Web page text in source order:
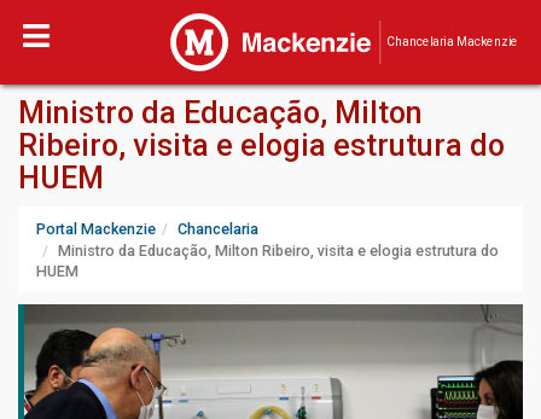
Chancelaria Mackenzie
Ministro da Educação, Milton
Ribeiro, visita e elogia estrutura do
HUEM
Portal Mackenzie
Chancelaria
Ministro da Educação, Milton Ribeiro, visita e elogia estrutura do
HUEM